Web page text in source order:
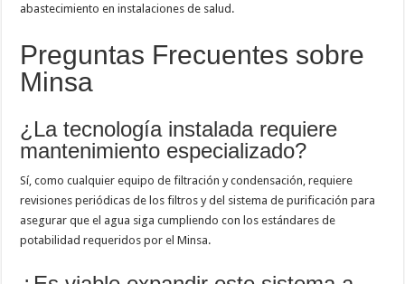
abastecimiento en instalaciones de salud.
Preguntas Frecuentes sobre
Minsa
¿La tecnología instalada requiere
mantenimiento especializado?
Sí, como cualquier equipo de filtración y condensación, requiere
revisiones periódicas de los filtros y del sistema de purificación para
asegurar que el agua siga cumpliendo con los estándares de
potabilidad requeridos por el Minsa.